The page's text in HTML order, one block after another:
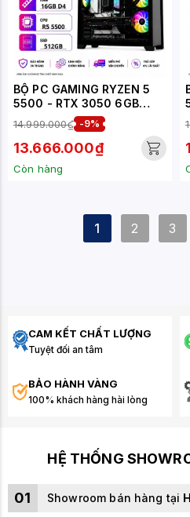
BỘ PC GAMING RYZEN 5
5500 - RTX 3050 6GB
(XUEPC191-G)
14.999.000₫ -9%
13.666.000₫
Còn hàng
1 2 3
CAM KẾT CHẤT LƯỢNG
Tuyệt đối an tâm
BẢO HÀNH VÀNG
100% khách hàng hài lòng
HỆ THỐNG
01 Showroom bán hàng tại